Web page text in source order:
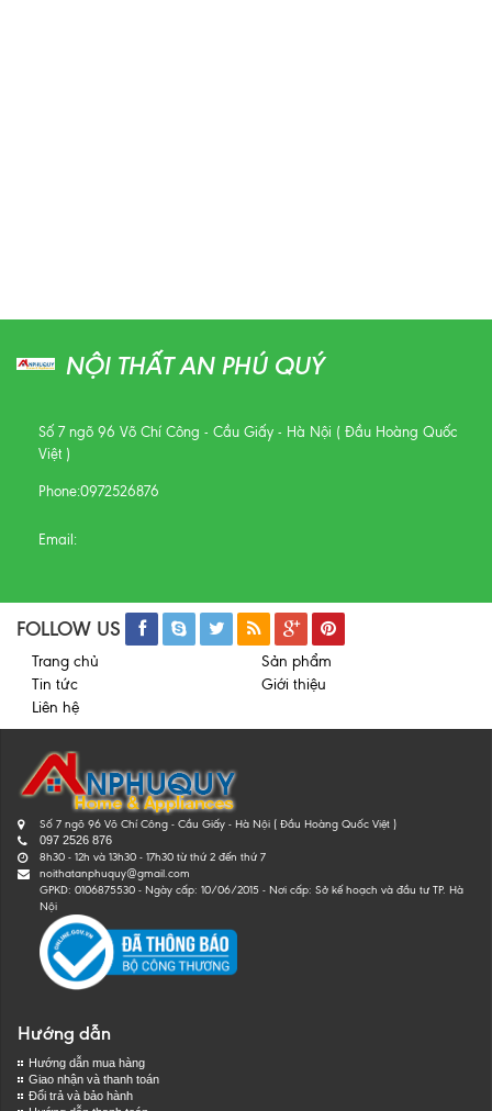
NỘI THẤT AN PHÚ QUÝ
Số 7 ngõ 96 Võ Chí Công - Cầu Giấy - Hà Nội ( Đầu Hoàng Quốc
Việt )
Phone:0972526876
Email:
FOLLOW US
Trang chủ
Sản phẩm
Tin tức
Giới thiệu
Liên hệ
Số 7 ngõ 96 Võ Chí Công - Cầu Giấy - Hà Nội ( Đầu Hoàng Quốc Việt )
097 2526 876
8h30 - 12h và 13h30 - 17h30 từ thứ 2 đến thứ 7
noithatanphuquy@gmail.com
GPKD: 0106875530 - Ngày cấp: 10/06/2015 - Nơi cấp: Sở kế hoạch và đầu tư TP. Hà
Nội
Hướng dẫn
Hướng dẫn mua hàng
Giao nhận và thanh toán
Đổi trả và bảo hành